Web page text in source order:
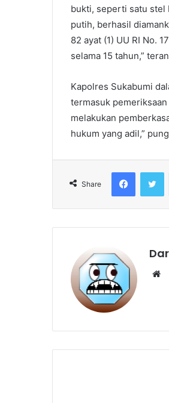
bukti, seperti satu stel
putih, berhasil
82 ayat (1) UU RI No.
selama 15 tahun,”
Kapolres Sukabumi
termasuk
melakukan
hukum yang adil,”
Share